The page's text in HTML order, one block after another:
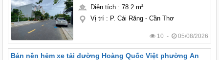
Diện tích: 78.2 m²
Vị trí: P. Cái Răng - Cần Thơ
10 - 05/08/2026
Bán nền hẻm xe tải đường Hoàng Quốc Việt phường An